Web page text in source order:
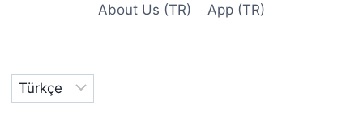
About Us (TR)
App (TR)
Dil
Seç